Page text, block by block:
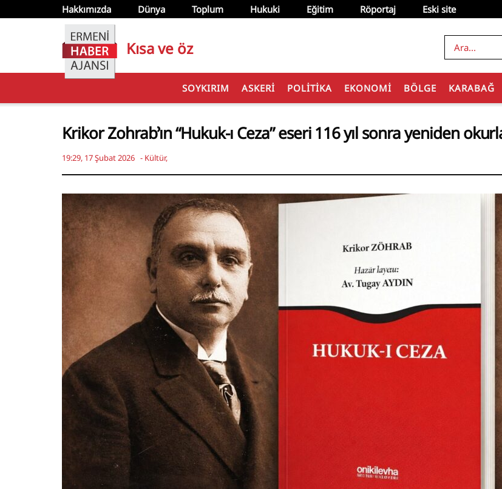
Hakkımızda Dünya Toplum Hukuki Eğitim Röportaj Eski site
Kısa ve öz
SOYKIRIM ASKERI POLITIKA EKONOMI BÖLGE KARABAĞ
Krikor Zohrab’ın “Hukuk-ı Ceza” eseri 116 yıl sonra yeniden
19:29, 17 Şubat 2026 - Kültür,